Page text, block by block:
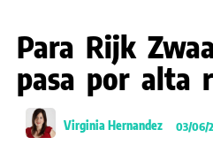
Para Rijk
pasa por alta
Virginia Hernandez 03/06/